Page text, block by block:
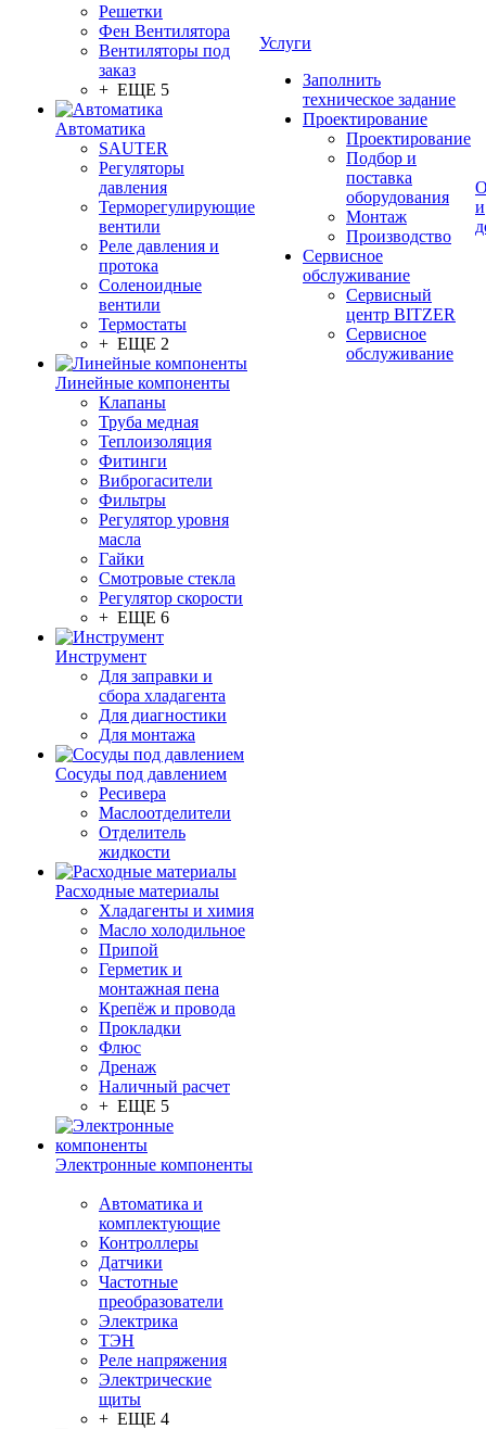
Решетки
Фен Вентилятора
Вентиляторы под
заказ
+ ЕЩЕ 5
Автоматика
SAUTER
Регуляторы
давления
Терморегулирующие
вентили
Реле давления и
протока
Соленоидные
вентили
Термостаты
+ ЕЩЕ 2
Линейные компоненты
Клапаны
Труба медная
Теплоизоляция
Фитинги
Виброгасители
Фильтры
Регулятор уровня
масла
Гайки
Смотровые стекла
Регулятор скорости
+ ЕЩЕ 6
Инструмент
Для заправки и
сбора хладагента
Для диагностики
Для монтажа
Сосуды под давлением
Ресивера
Маслоотделители
Отделитель
жидкости
Расходные материалы
Хладагенты и химия
Масло холодильное
Припой
Герметик и
монтажная пена
Крепёж и провода
Прокладки
Флюс
Дренаж
Наличный расчет
+ ЕЩЕ 5
Электронные компоненты
Автоматика и
комплектующие
Контроллеры
Датчики
Частотные
преобразователи
Электрика
ТЭН
Реле напряжения
Электрические
щиты
+ ЕЩЕ 4
Услуги
Заполнить
техническое задание
Проектирование
Проектирование
Подбор и
поставка
оборудования
Монтаж
Производство
Сервисное
обслуживание
Сервисный
центр BITZER
Сервисное
обслуживание
и